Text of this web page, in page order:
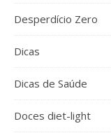
Desperdício Zero
Dicas
Dicas de Saúde
Doces diet-light